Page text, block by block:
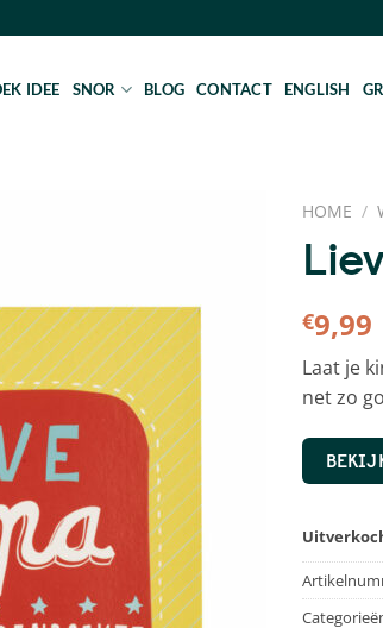
IDEE SNOR BLOG CONTACT ENGLISH
HOME /
€9,99
Laat je
net zo